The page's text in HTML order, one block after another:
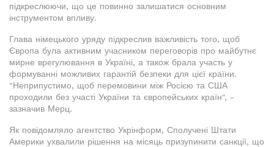
підкреслюючи, що це повинно залишатися основним
інструментом впливу.
Глава німецького уряду підкреслив важливість того, щоб
Європа була активним учасником переговорів про майбутнє
мирне врегулювання в Україні, а також брала участь у
формуванні можливих гарантій безпеки для цієї країни.
"Неприпустимо, щоб перемовини між Росією та США
проходили без участі України та європейських країн", -
зазначив Мерц.
Як повідомляло агентство Укрінформ, Сполучені Штати
Америки ухвалили рішення на місяць призупинити санкції, що